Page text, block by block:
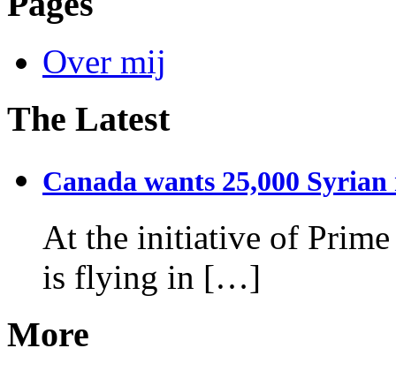
Over mij
The Latest
Canada wants 25,000 Syrian
At the initiative of Prime
is flying in […]
More